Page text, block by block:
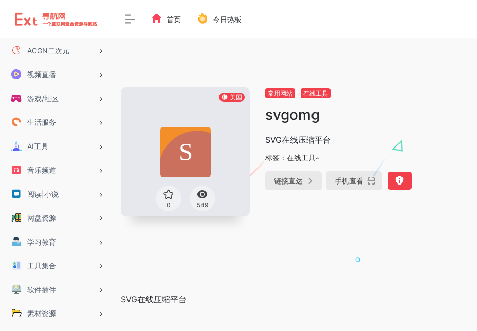
ACGN二次元
视频直播
游戏/社区
生活服务
AI工具
音乐频道
阅读|小说
网盘资源
学习教育
工具集合
软件插件
素材资源
首页 今日热板
美国
0 549
常用网站 在线工具
svgomg
SVG在线压缩平台
标签： 在线工具
链接直达 手机查看
SVG在线压缩平台